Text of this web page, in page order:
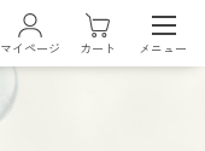
マイページ カート メニュー